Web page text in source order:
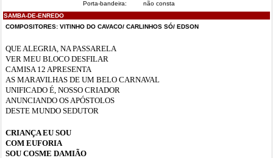
Porta-bandeira:
não consta
SAMBA-DE-ENREDO
COMPOSITORES: VITINHO DO CAVACO/ CARLINHOS SÓ/ EDSON
QUE ALEGRIA, NA PASSARELA
VER MEU BLOCO DESFILAR
CAMISA 12 APRESENTA
AS MARAVILHAS DE UM BELO CARNAVAL
UNIFICADO É, NOSSO CRIADOR
ANUNCIANDO OS APÓSTOLOS
DESTE MUNDO SEDUTOR
CRIANÇA EU SOU
COM EUFORIA
SOU COSME DAMIÃO